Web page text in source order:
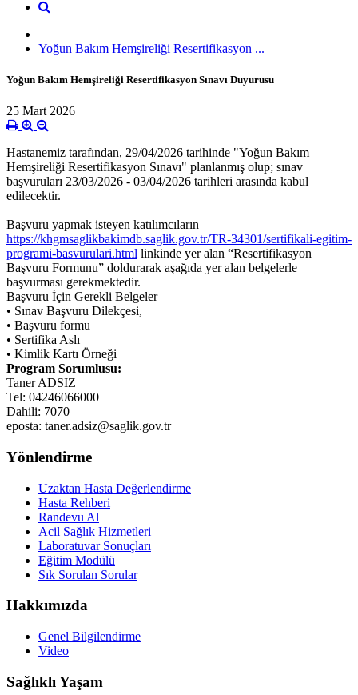
Yoğun Bakım Hemşireliği Resertifikasyon ...
Yoğun Bakım Hemşireliği Resertifikasyon Sınavı Duyurusu
25 Mart 2026
Hastanemiz tarafından, 29/04/2026 tarihinde "Yoğun Bakım
Hemşireliği Resertifikasyon Sınavı" planlanmış olup; sınav
başvuruları 23/03/2026 - 03/04/2026 tarihleri arasında kabul
edilecektir.
Başvuru yapmak isteyen katılımcıların
https://khgmsaglikbakimdb.saglik.gov.tr/TR-34301/sertifikali-egitim-
programi-basvurulari.html linkinde yer alan “Resertifikasyon
Başvuru Formunu” doldurarak aşağıda yer alan belgelerle
başvurması gerekmektedir.
Başvuru İçin Gerekli Belgeler
• Sınav Başvuru Dilekçesi,
• Başvuru formu
• Sertifika Aslı
• Kimlik Kartı Örneği
Program Sorumlusu:
Taner ADSIZ
Tel: 04246066000
Dahili: 7070
eposta: taner.adsiz@saglik.gov.tr
Yönlendirme
Uzaktan Hasta Değerlendirme
Hasta Rehberi
Randevu Al
Acil Sağlık Hizmetleri
Laboratuvar Sonuçları
Eğitim Modülü
Sık Sorulan Sorular
Hakkımızda
Genel Bilgilendirme
Video
Sağlıklı Yaşam